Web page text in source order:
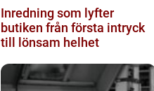
Inredning som lyfter
butiken från första intryck
till lönsam helhet